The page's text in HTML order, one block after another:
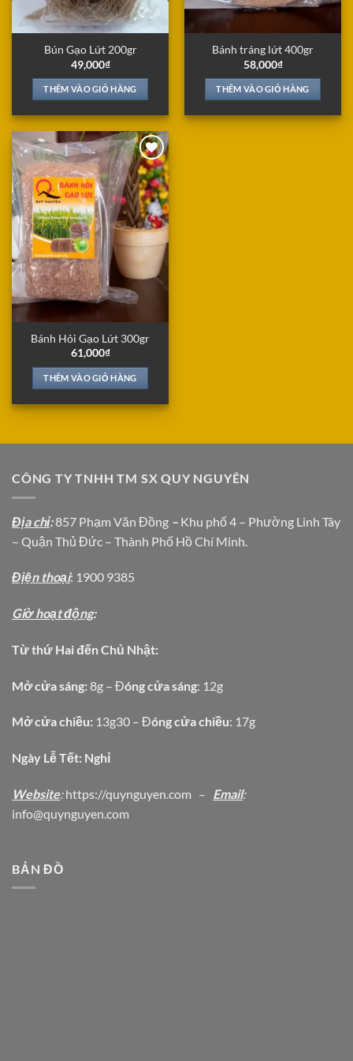
Bún Gạo Lứt 200gr
49,000₫
THÊM VÀO GIỎ HÀNG
Bánh tráng lứt 400gr
58,000₫
THÊM VÀO GIỎ HÀNG
Add to
Wishlist
Bánh Hỏi Gạo Lứt 300gr
61,000₫
THÊM VÀO GIỎ HÀNG
CÔNG TY TNHH TM SX QUY NGUYÊN
Địa chỉ:857 Phạm Văn Đồng – Khu phố 4 – Phường Linh Tây
– Quận Thủ Đức – Thành Phố Hồ Chí Minh.
Địện thoại: 1900 9385
Giờ hoạt động:
Từ thứ Hai đến Chủ Nhật:
Mở cửa sáng: 8g – Đóng cửa sáng: 12g
Mở cửa chiều: 13g30 – Đóng cửa chiều: 17g
Ngày Lễ Tết: Nghỉ
Website:https://quynguyen.com – Email:
info@quynguyen.com
BẢN ĐỒ